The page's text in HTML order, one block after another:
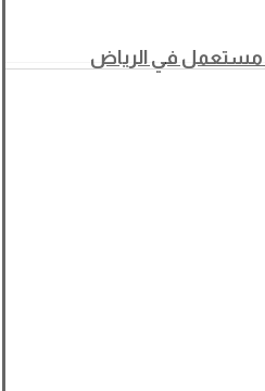
مستعمل في الرياض